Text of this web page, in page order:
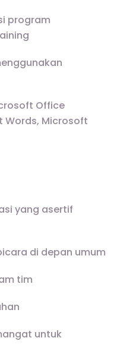
program
Office
Words, Microsoft
yang asertif
di depan umum
tim
untuk